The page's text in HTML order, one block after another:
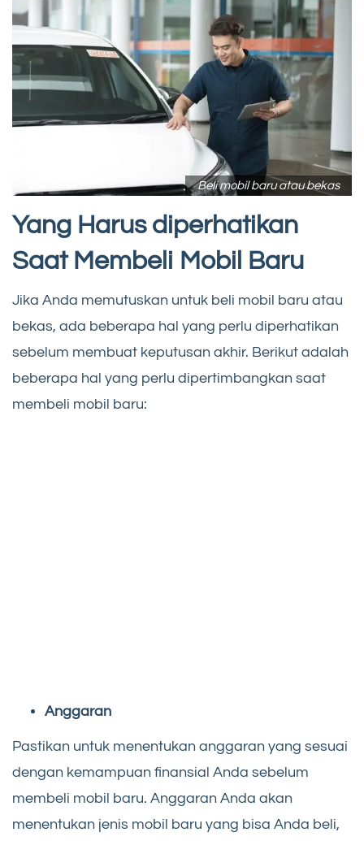
Beli mobil baru atau bekas
Yang Harus diperhatikan
Saat Membeli Mobil Baru
Jika Anda memutuskan untuk beli mobil baru atau
bekas, ada beberapa hal yang perlu diperhatikan
sebelum membuat keputusan akhir. Berikut adalah
beberapa hal yang perlu dipertimbangkan saat
membeli mobil baru:
Anggaran
Pastikan untuk menentukan anggaran yang sesuai
dengan kemampuan finansial Anda sebelum
membeli mobil baru. Anggaran Anda akan
menentukan jenis mobil baru yang bisa Anda beli,